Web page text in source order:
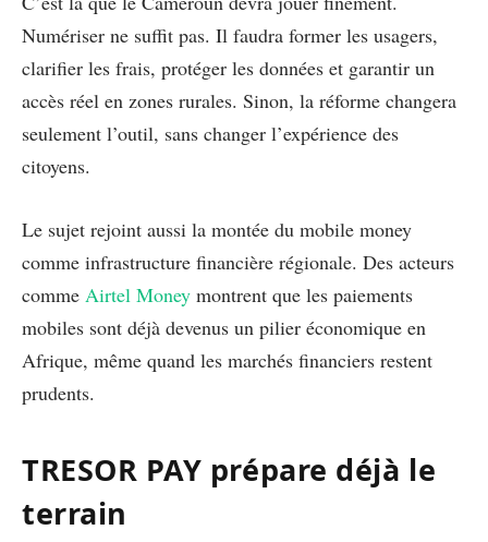
Numériser ne suffit pas. Il faudra former les usagers,
clarifier les frais, protéger les données et garantir un
accès réel en zones rurales. Sinon, la réforme changera
seulement l’outil, sans changer l’expérience des
citoyens.
Le sujet rejoint aussi la montée du mobile money
comme infrastructure financière régionale. Des acteurs
comme Airtel Money montrent que les paiements
mobiles sont déjà devenus un pilier économique en
Afrique, même quand les marchés financiers restent
prudents.
TRESOR PAY prépare déjà le
terrain